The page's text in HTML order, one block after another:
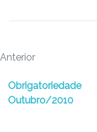
Anterior
Obrigatoriedade
Outubro/2010